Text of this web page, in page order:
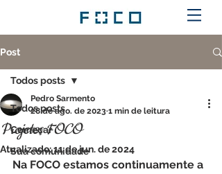
Post
Todos posts
Começar
Sua comunidade
Todos posts
Projetos FOCO
Pedro Sarmento
28 de ago. de 2023 1 min de leitura
Atualizado:11 de jun. de 2024
Na FOCO estamos continuamente a